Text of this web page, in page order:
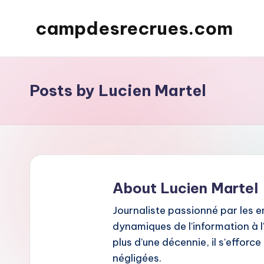
campdesrecrues.com
Posts by Lucien Martel
About Lucien Martel
Journaliste passionné par les
dynamiques de l'information à
plus d'une décennie, il
négligées.